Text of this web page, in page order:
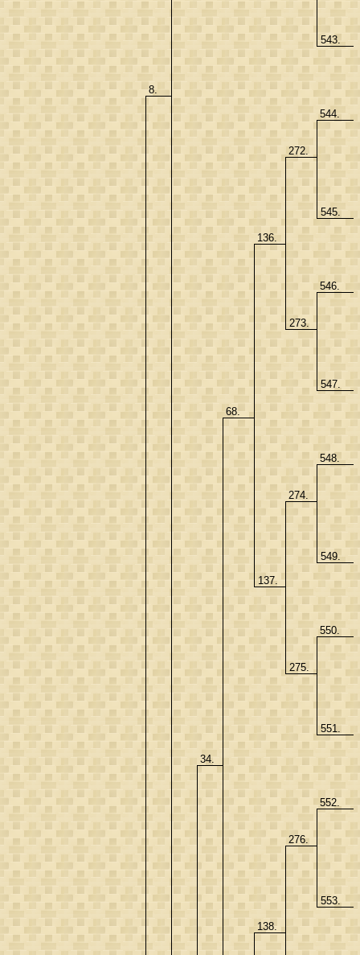
8.
543.
34.
68.
136.
272.
544.
545.
273.
546.
547.
137.
274.
548.
549.
275.
550.
551.
138.
276.
552.
553.